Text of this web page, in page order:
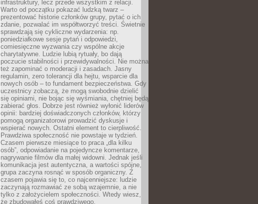
infrastruktury, lecz przede wszystkim z relacji.
Warto od początku pokazać ludzką twarz –
prezentować historie członków grupy, pytać o ich
zdanie, pozwalać im współtworzyć treści. Świetnie
sprawdzają się cykliczne wydarzenia: np.
poniedziałkowe sesje pytań i odpowiedzi,
comiesięczne wyzwania czy wspólne akcje
charytatywne. Ludzie lubią rytuały, bo dają
poczucie stabilności i przewidywalności. Nie można
też zapominać o moderacji i zasadach. Jasny
regulamin, zero tolerancji dla hejtu, wsparcie dla
nowych osób – to fundament bezpieczeństwa. Gdy
uczestnicy zobaczą, że mogą swobodnie dzielić
się opiniami, nie bojąc się wyśmiania, chętniej będą
zabierać głos. Dobrze jest również wyłonić liderów
opinii: bardziej doświadczonych członków, którzy
pomogą organizatorowi prowadzić dyskusje i
wspierać nowych. Ostatni element to cierpliwość.
Prawdziwa społeczność nie powstaje w tydzień.
Czasem pierwsze miesiące to praca „dla kilku
osób”, odpowiadanie na pojedyncze komentarze,
nagrywanie filmów dla małej widowni. Jednak jeśli
komunikacja jest autentyczna, a wartości spójne,
grupa zaczyna rosnąć w sposób organiczny. Z
czasem pojawia się to, co najcenniejsze: ludzie
zaczynają rozmawiać ze sobą wzajemnie, a nie
tylko z założycielem społeczności. Wtedy wiesz,
że zbudowałeś coś prawdziwego.